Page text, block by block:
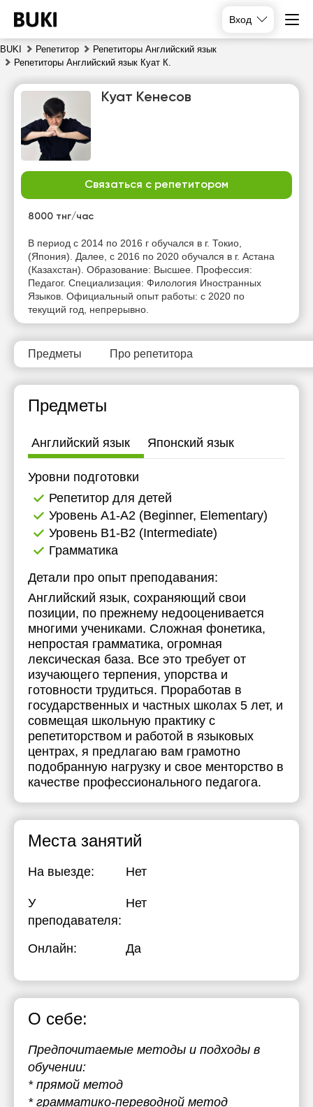
Вход
BUKI Репетитор
Репетиторы Английский язык
Репетиторы Английский язык Куат К.
Куат Кенесов
Связаться с репетитором
8000 тнг/час
В период с 2014 по 2016 г обучался в г. Токио,
(Япония). Далее, с 2016 по 2020 обучался в г. Астана
(Казахстан). Образование: Высшее. Профессия:
Педагог. Специализация: Филология Иностранных
Языков. Официальный опыт работы: с 2020 по
текущий год, непрерывно.
Предметы Про репетитора
Предметы
Английский язык Японский язык
Уровни подготовки
Репетитор для детей
Уровень А1-А2 (Beginner, Elementary)
Уровень B1-B2 (Intermediate)
Грамматика
Детали про опыт преподавания:
Английский язык, сохраняющий свои
позиции, по прежнему недооценивается
многими учениками. Сложная фонетика,
непростая грамматика, огромная
лексическая база. Все это требует от
изучающего терпения, упорства и
готовности трудиться. Проработав в
государственных и частных школах 5 лет, и
совмещая школьную практику с
репетиторством и работой в языковых
центрах, я предлагаю вам грамотно
подобранную нагрузку и свое менторство в
качестве профессионального педагога.
Места занятий
На выезде: Нет
У
преподавателя:
Нет
Онлайн: Да
О себе:
Предпочитаемые методы и подходы в
обучении:
* прямой метод
* грамматико-переводной метод
вс
пн
Нет
свободных
часов
Нет
свободных
часов
Нет
свободных
часов
свободных